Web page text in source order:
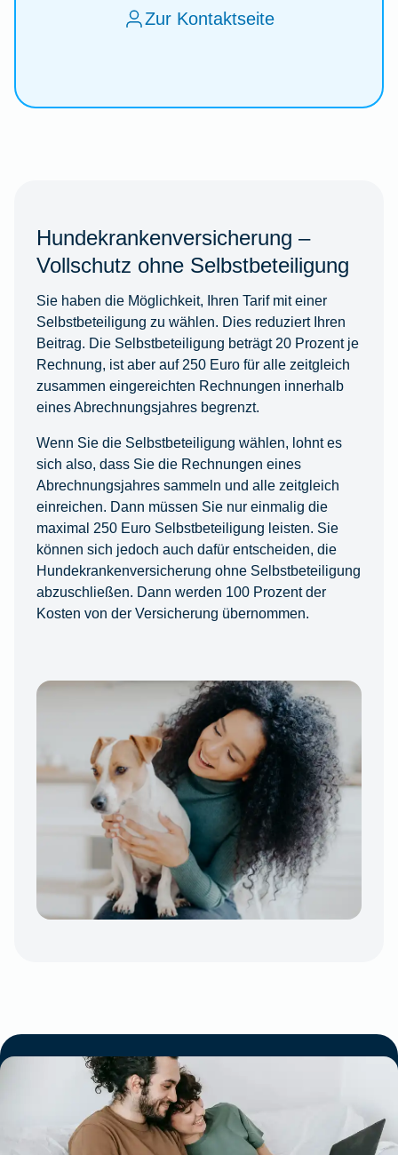
Zur Kontaktseite
Hundekrankenversicherung –
Vollschutz ohne Selbstbeteiligung
Sie haben die Möglichkeit, Ihren Tarif mit einer
Selbstbeteiligung zu wählen. Dies reduziert Ihren
Beitrag. Die Selbstbeteiligung beträgt 20 Prozent je
Rechnung, ist aber auf 250 Euro für alle zeitgleich
zusammen eingereichten Rechnungen innerhalb
eines Abrechnungsjahres begrenzt.
Wenn Sie die Selbstbeteiligung wählen, lohnt es
sich also, dass Sie die Rechnungen eines
Abrechnungsjahres sammeln und alle zeitgleich
einreichen. Dann müssen Sie nur einmalig die
maximal 250 Euro Selbstbeteiligung leisten. Sie
können sich jedoch auch dafür entscheiden, die
Hundekrankenversicherung ohne Selbstbeteiligung
abzuschließen. Dann werden 100 Prozent der
Kosten von der Versicherung übernommen.